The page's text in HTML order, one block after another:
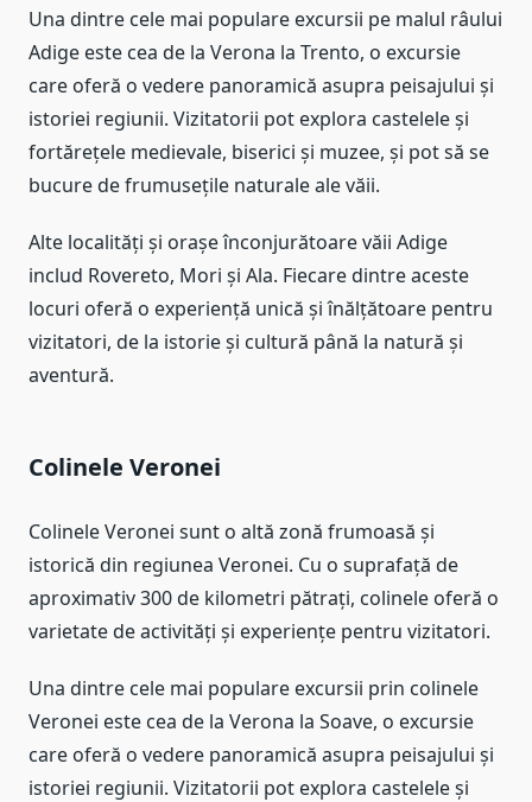
Una dintre cele mai populare excursii pe malul râului
Adige este cea de la Verona la Trento, o excursie
care oferă o vedere panoramică asupra peisajului și
istoriei regiunii. Vizitatorii pot explora castelele și
fortărețele medievale, biserici și muzee, și pot să se
bucure de frumusețile naturale ale văii.
Alte localități și orașe înconjurătoare văii Adige
includ Rovereto, Mori și Ala. Fiecare dintre aceste
locuri oferă o experiență unică și înălțătoare pentru
vizitatori, de la istorie și cultură până la natură și
aventură.
Colinele Veronei
Colinele Veronei sunt o altă zonă frumoasă și
istorică din regiunea Veronei. Cu o suprafață de
aproximativ 300 de kilometri pătrați, colinele oferă o
varietate de activități și experiențe pentru vizitatori.
Una dintre cele mai populare excursii prin colinele
Veronei este cea de la Verona la Soave, o excursie
care oferă o vedere panoramică asupra peisajului și
istoriei regiunii. Vizitatorii pot explora castelele și